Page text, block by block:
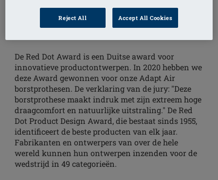
RED DOT AWARD 2020
De Red Dot Award is een Duitse award voor
innovatieve productontwerpen. In 2020 hebben we
deze Award gewonnen voor onze Adapt Air
borstprothesen. De verklaring van de jury: "Deze
borstprothese maakt indruk met zijn extreem hoge
draagcomfort en natuurlijke uitstraling." De Red
Dot Product Design Award, die bestaat sinds 1955,
identificeert de beste producten van elk jaar.
Fabrikanten en ontwerpers van over de hele
wereld kunnen hun ontwerpen inzenden voor de
wedstrijd in 49 categorieën.
Reject All Accept All Cookies